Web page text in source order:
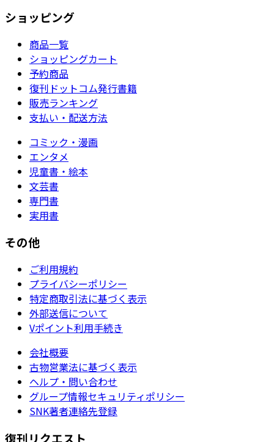
ショッピング
商品一覧
ショッピングカート
予約商品
復刊ドットコム発行書籍
販売ランキング
支払い・配送方法
コミック・漫画
エンタメ
児童書・絵本
文芸書
専門書
実用書
その他
ご利用規約
プライバシーポリシー
特定商取引法に基づく表示
外部送信について
Vポイント利用手続き
会社概要
古物営業法に基づく表示
ヘルプ・問い合わせ
グループ情報セキュリティポリシー
SNK著者連絡先登録
復刊リクエスト